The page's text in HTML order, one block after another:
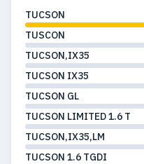
TUCSON
TUSCON
TUCSON,IX35
TUCSON IX35
TUCSON GL
TUCSON LIMITED 1.6 T
TUCSON,IX35,LM
TUCSON 1.6 TGDI